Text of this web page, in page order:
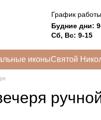
График
Будние дни:
Сб, Вс: 9-15
иконыСвятой